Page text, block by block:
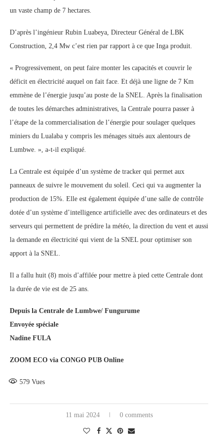
un vaste champ de 7 hectares.
D’après l’ingénieur Rubin Luabeya, Directeur Général de LBK
Construction, 2,4 Mw c’est rien par rapport à ce que Inga produit.
« Progressivement, on peut faire monter les capacités et couvrir le
déficit en électricité auquel on fait face. Et déjà une ligne de 7 Km
emmène de l’énergie jusqu’au poste de la SNEL. Après la finalisation
de toutes les démarches administratives, la Centrale pourra passer à
l’étape de la commercialisation de l’énergie pour soulager quelques
miniers du Lualaba y compris les ménages situés aux alentours de
Lumbwe. », a-t-il expliqué.
La Centrale est équipée d’un système de tracker qui permet aux
panneaux de suivre le mouvement du soleil. Ceci qui va augmenter la
production de 15%. Elle est également équipée d’une salle de contrôle
dotée d’un système d’intelligence artificielle avec des ordinateurs et des
serveurs qui permettent de prédire la météo, la direction du vent et aussi
la demande en électricité qui vient de la SNEL pour optimiser son
apport à la SNEL.
Il a fallu huit (8) mois d’affilée pour mettre à pied cette Centrale dont
la durée de vie est de 25 ans.
Depuis la Centrale de Lumbwe/ Fungurume
Envoyée spéciale
Nadine FULA
ZOOM ECO via CONGO PUB Online
579 Vues
11 mai 2024 0 comments